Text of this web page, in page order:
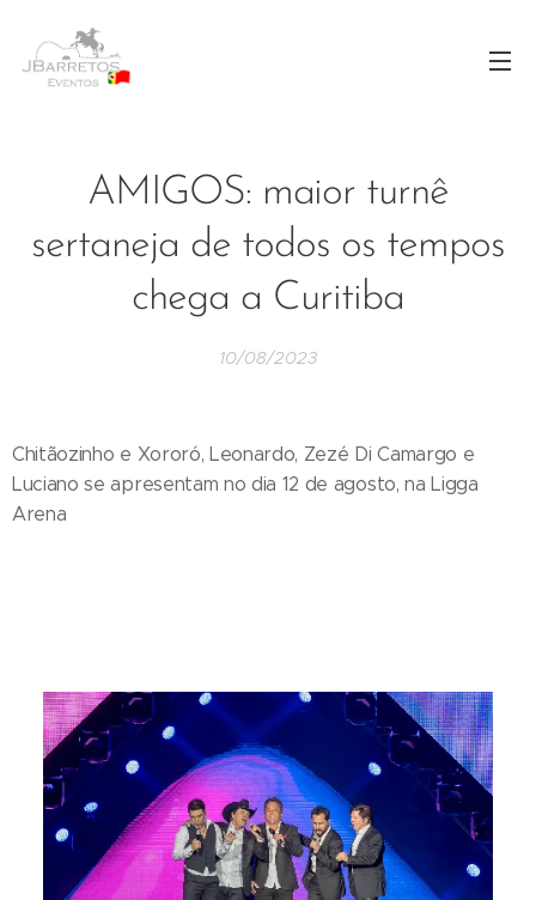
AMIGOS: maior turnê
sertaneja de todos os tempos
chega a Curitiba
10/08/2023
Chitãozinho e Xororó, Leonardo, Zezé Di Camargo e
Luciano se apresentam no dia 12 de agosto, na Ligga
Arena